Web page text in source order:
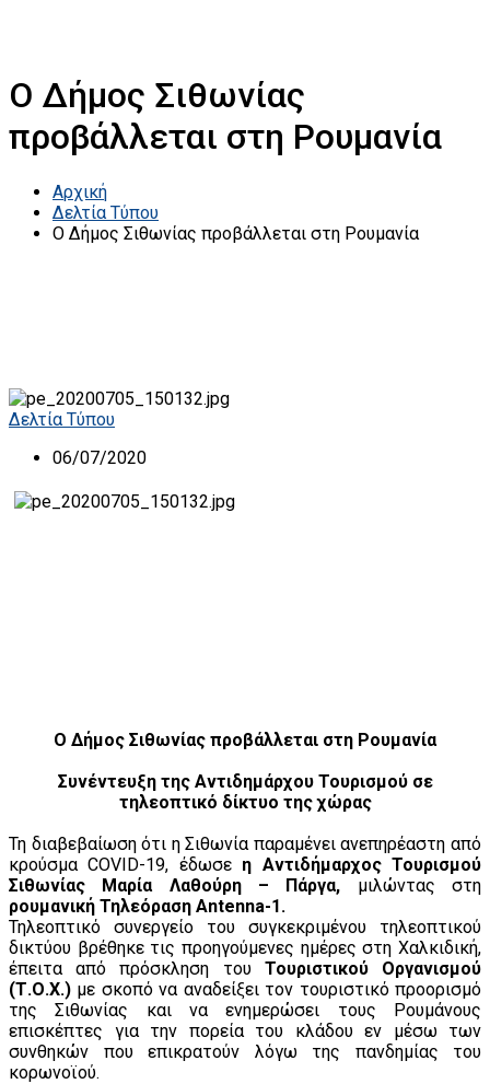
Ο Δήμος Σιθωνίας
προβάλλεται στη Ρουμανία
Αρχική
Δελτία Τύπου
Ο Δήμος Σιθωνίας προβάλλεται στη Ρουμανία
Δελτία Τύπου
06/07/2020
Ο Δήμος Σιθωνίας προβάλλεται στη Ρουμανία
Συνέντευξη της Αντιδημάρχου Τουρισμού σε
τηλεοπτικό δίκτυο της χώρας
Τη διαβεβαίωση ότι η Σιθωνία παραμένει ανεπηρέαστη από
κρούσμα COVID-19, έδωσε η Αντιδήμαρχος Τουρισμού
Σιθωνίας Μαρία Λαθούρη – Πάργα, μιλώντας στη
ρουμανική Τηλεόραση Antenna-1.
Τηλεοπτικό συνεργείο του συγκεκριμένου τηλεοπτικού
δικτύου βρέθηκε τις προηγούμενες ημέρες στη Χαλκιδική,
έπειτα από πρόσκληση του Τουριστικού Οργανισμού
(Τ.Ο.Χ.) με σκοπό να αναδείξει τον τουριστικό προορισμό
της Σιθωνίας και να ενημερώσει τους Ρουμάνους
επισκέπτες για την πορεία του κλάδου εν μέσω των
συνθηκών που επικρατούν λόγω της πανδημίας του
κορωνοϊού.